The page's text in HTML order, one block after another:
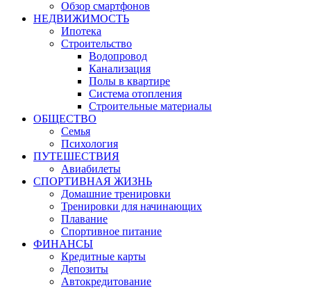
Обзор смартфонов
НЕДВИЖИМОСТЬ
Ипотека
Строительство
Водопровод
Канализация
Полы в квартире
Система отопления
Строительные материалы
ОБЩЕСТВО
Семья
Психология
ПУТЕШЕСТВИЯ
Авиабилеты
СПОРТИВНАЯ ЖИЗНЬ
Домашние тренировки
Тренировки для начинающих
Плавание
Спортивное питание
ФИНАНСЫ
Кредитные карты
Депозиты
Автокредитование